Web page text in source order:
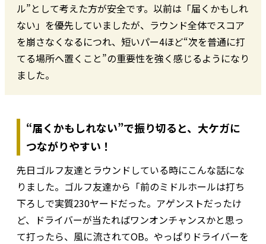
ル”として考えた方が安全です。以前は「届くかもしれ
ない」を優先していましたが、ラウンド全体でスコア
を崩さなくなるにつれ、短いパー4ほど“次を普通に打
てる場所へ置くこと”の重要性を強く感じるようになり
ました。
“届くかもしれない”で振り切ると、大ケガに
つながりやすい！
先日ゴルフ友達とラウンドしている時にこんな話にな
りました。ゴルフ友達から「前のミドルホールは打ち
下ろしで実質230ヤードだった。アゲンストだったけ
ど、ドライバーが当たればワンオンチャンスかと思っ
て打ったら、風に流されてOB。やっぱりドライバーを